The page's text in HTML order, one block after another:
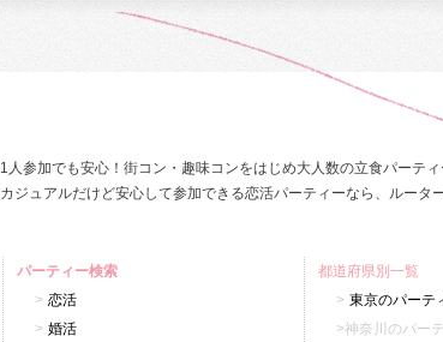
1人参加でも安心！街コン・趣味コンをはじめ大人数の立食パーテ
カジュアルだけど安心して参加できる恋活パーティーなら、ルータ
パーティー検索
恋活
婚活
都道府県別一覧
東京のパーテ
神奈川のパー